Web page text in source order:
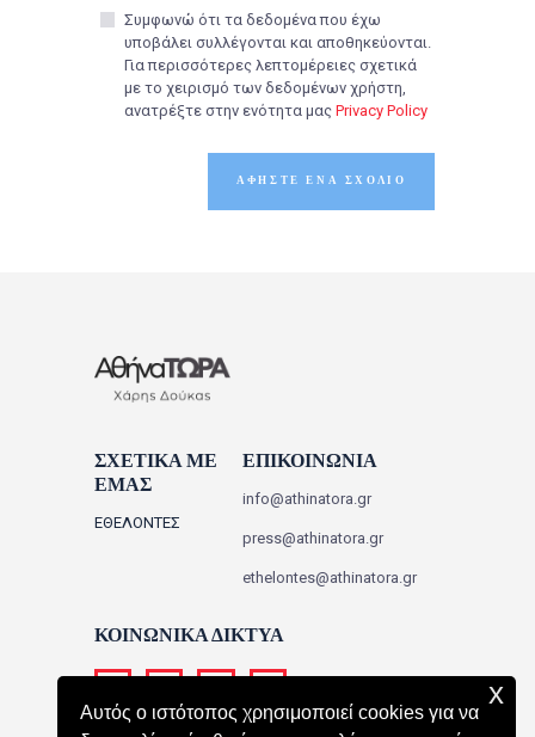
Συμφωνώ ότι τα δεδομένα που έχω
υποβάλει συλλέγονται και αποθηκεύονται.
Για περισσότερες λεπτομέρειες σχετικά
με το χειρισμό των δεδομένων χρήστη,
ανατρέξτε στην ενότητα μας Privacy Policy
ΣΧΕΤΙΚΑ ΜΕ
ΕΜΑΣ
ΕΘΕΛΟΝΤΕΣ
ΕΠΙΚΟΙΝΩΝΙΑ
info@athinatora.gr
press@athinatora.gr
ethelontes@athinatora.gr
ΚΟΙΝΩΝΙΚΑ ΔΙΚΤΥΑ
Αυτός ο ιστότοπος χρησιμοποιεί cookies για να
x